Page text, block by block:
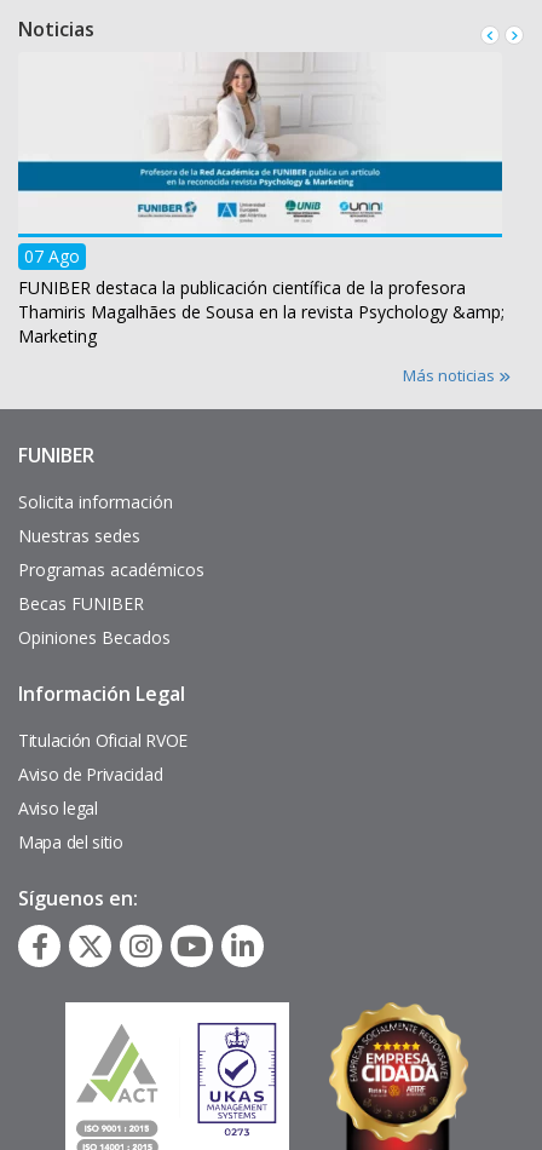
Noticias
07 Ago
FUNIBER destaca la publicación científica de la profesora
Thamiris Magalhães de Sousa en la revista Psychology &amp;
Marketing
Más noticias
Enlaces
interés
FUNIBER
Solicita información
Nuestras sedes
Programas académicos
Becas FUNIBER
Opiniones Becados
Pie
página
Información Legal
Titulación Oficial RVOE
Aviso de Privacidad
Aviso legal
Mapa del sitio
Síguenos en: